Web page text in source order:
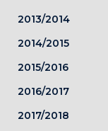
2013/2014
2014/2015
2015/2016
2016/2017
2017/2018